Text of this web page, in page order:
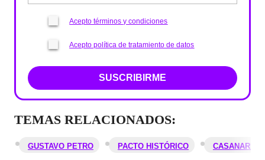
Acepto términos y condiciones
Acepto política de tratamiento de datos
SUSCRIBIRME
TEMAS RELACIONADOS:
GUSTAVO PETRO PACTO HISTÓRICO CASANARE